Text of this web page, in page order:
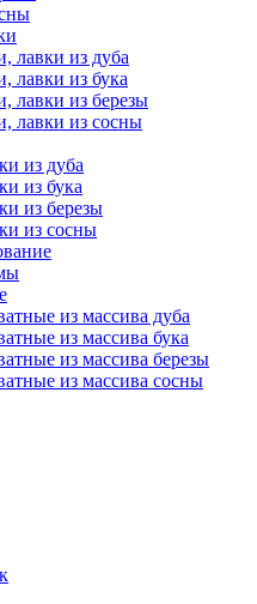
лавки из дуба
лавки из бука
лавки из березы
лавки из сосны
из дуба
из бука
из березы
из сосны
из массива дуба
из массива бука
из массива березы
из массива сосны